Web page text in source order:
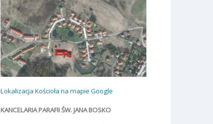
Lokalizacja Kościoła na mapie Google
KANCELARIA PARAFII ŚW. JANA BOSKO